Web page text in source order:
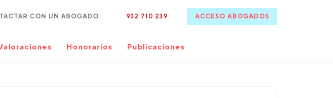
CON UN ABOGADO 932 710 239 ACCESO ABOGADOS
Honorarios Publicaciones